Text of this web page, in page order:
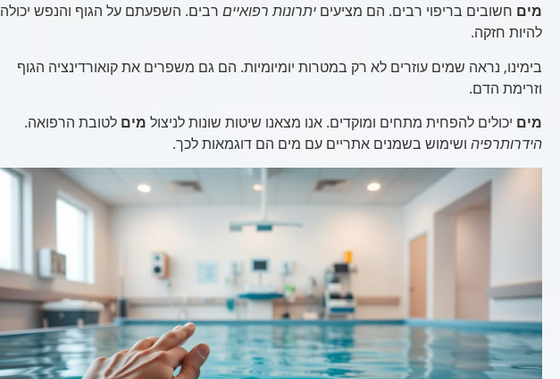
מים חשובים בריפוי רבים. הם מציעים יתרונות רפואיים רבים. השפעתם על הגוף והנפש יכולה
להיות חזקה.
בימינו, נראה שמים עוזרים לא רק במטרות יומיומיות. הם גם משפרים את קואורדינציה הגוף
וזרימת הדם.
מים יכולים להפחית מתחים ומוקדים. אנו מצאנו שיטות שונות לניצול מים לטובת הרפואה.
הידרותרפיה ושימוש בשמנים אתריים עם מים הם דוגמאות לכך.